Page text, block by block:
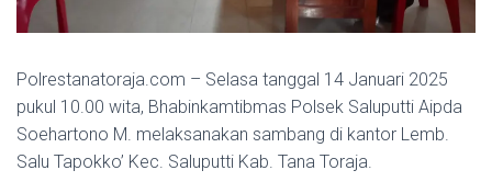
Polrestanatoraja.com – Selasa tanggal 14 Januari 2025
pukul 10.00 wita, Bhabinkamtibmas Polsek Saluputti Aipda
Soehartono M. melaksanakan sambang di kantor Lemb.
Salu Tapokko’ Kec. Saluputti Kab. Tana Toraja.